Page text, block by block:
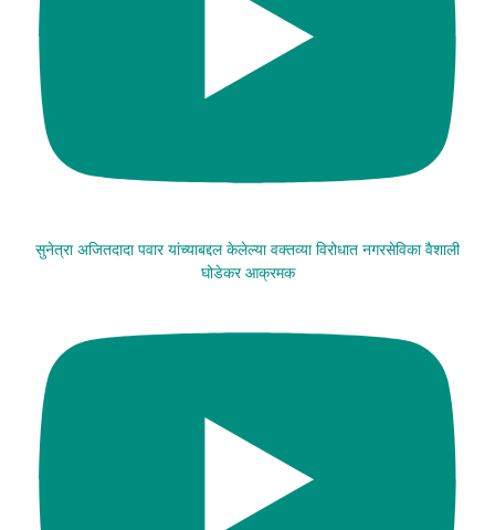
सुनेत्रा अजितदादा पवार यांच्याबद्दल केलेल्या वक्तव्या विरोधात नगरसेविका वैशाली
घोडेकर आक्रमक